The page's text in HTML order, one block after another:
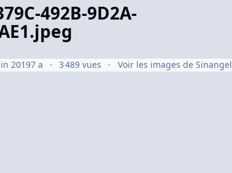
492B-9D2A-
20197 a 3 489 vues Voir les images de Sinangel